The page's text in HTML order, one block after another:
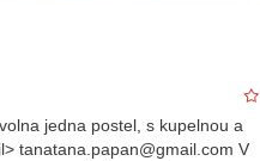
jedna postel, s kupelnou a
tanatana.papan@gmail.com V